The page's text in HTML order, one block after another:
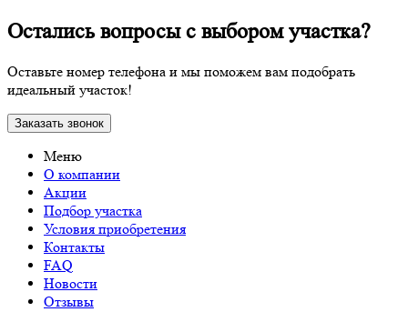
Остались вопросы с выбором участка?
Оставьте номер телефона и мы поможем вам подобрать
идеальный участок!
Заказать звонок
Меню
О компании
Акции
Подбор участка
Условия приобретения
Контакты
FAQ
Новости
Отзывы